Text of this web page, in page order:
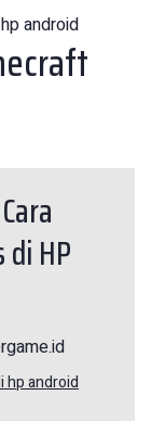
android
HP
hp android